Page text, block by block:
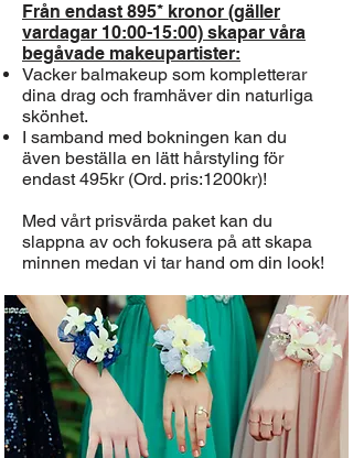
Från endast 895* kronor (gäller
vardagar 10:00-15:00) skapar våra
begåvade makeupartister:
Vacker balmakeup som kompletterar
dina drag och framhäver din naturliga
skönhet.
I samband med bokningen kan du
även beställa en lätt hårstyling för
endast 495kr (Ord. pris:1200kr)!
Med vårt prisvärda paket kan du
slappna av och fokusera på att skapa
minnen medan vi tar hand om din look!